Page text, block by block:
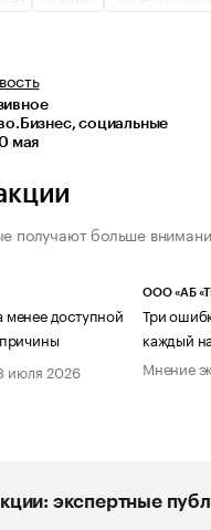
социальные
мая
получают больше
менее доступной
июля 2026
ООО «АБ
Три
каждый
Мнение
экспертные